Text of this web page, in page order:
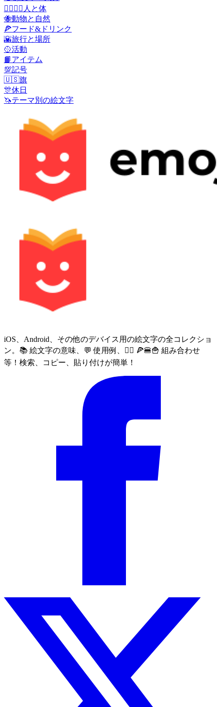
👩‍❤️‍💋‍👨 人と体
🐝動物と自然
🍕フード&ドリンク
🌇旅行と場所
🥎活動
📙 アイテム
💯記号
🇺🇸旗
🎊休日
🦄テーマ別の絵文字
iOS、Android、その他のデバイス用の絵文字の全コレクショ
ン。📚 絵文字の意味、💬 使用例、🙅‍♀️ 🍕🍔🍟 組み合わせ
等！検索、コピー、貼り付けが簡単！